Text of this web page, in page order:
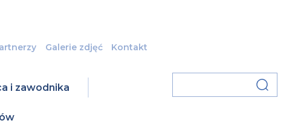
Galerie zdjęć Kontakt
i zawodnika